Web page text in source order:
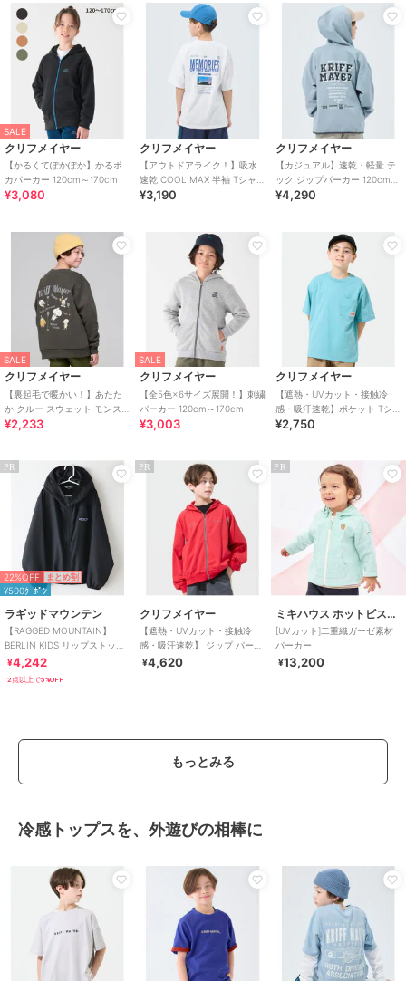
SALE
クリフメイヤー
【かるくてぽかぽか】かるポ
カパーカー 120cm～170cm
¥3,080
クリフメイヤー
【アウトドアライク！】吸水
速乾 COOL MAX 半袖 Tシャツ
120cm～170cm
¥3,190
クリフメイヤー
【カジュアル】速乾・軽量 テ
ック ジップパーカー 120cm～
170cm
¥4,290
SALE
クリフメイヤー
【裏起毛で暖かい！】あたた
か クルー スウェット モンスタ
ー 120cm～170cm
¥2,233
SALE
クリフメイヤー
【全5色×6サイズ展開！】刺繍
パーカー 120cm～170cm
¥3,003
クリフメイヤー
【遮熱・UVカット・接触冷
感・吸汗速乾】ポケット Tシャ
ツ 120cm～170cm
¥2,750
PR
22%OFF まとめ割
¥500ｸｰﾎﾟﾝ
ラギッドマウンテン
【RAGGED MOUNTAIN】
BERLIN KIDS リップストップ
ポケッタブルパーカー 撥水
¥4,242
2点以上で5%OFF
PR
クリフメイヤー
【遮熱・UVカット・接触冷
感・吸汗速乾】 ジップ パーカ
ー 120cm～170cm
¥4,620
PR
ミキハウス ホットビスケッツ
[UVカット]二重織ガーゼ素材
パーカー
¥13,200
もっとみる
冷感トップスを、外遊びの相棒に